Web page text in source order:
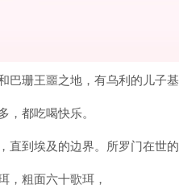
珊王噩之地，有乌利的儿子基
都吃喝快乐。
到埃及的边界。所罗门在世
，粗面六十歌珥，